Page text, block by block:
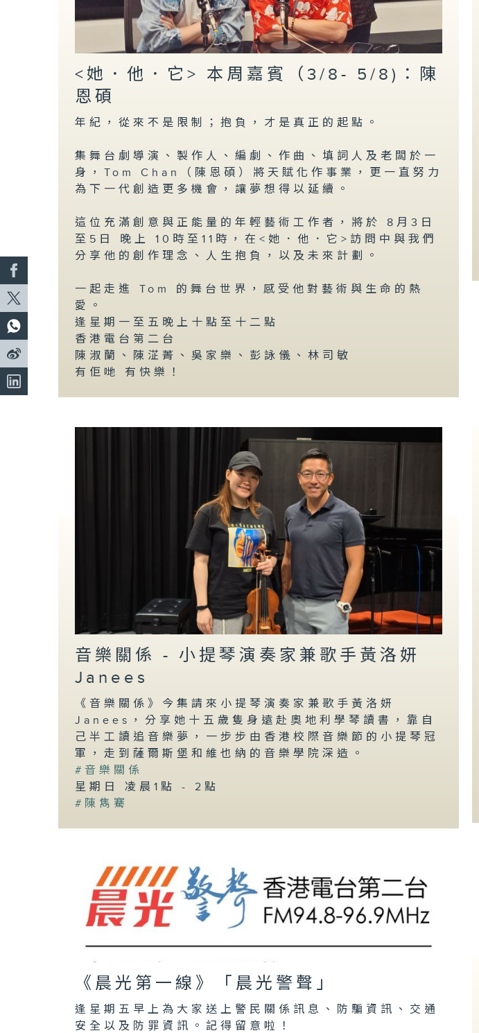
<她．他．它> 本周嘉賓（3/8- 5/8)：陳
恩碩
年紀，從來不是限制；抱負，才是真正的起點。
集舞台劇導演、製作人、編劇、作曲、填詞人及老闆於一
身，Tom Chan（陳恩碩）將天賦化作事業，更一直努力
為下一代創造更多機會，讓夢想得以延續。
這位充滿創意與正能量的年輕藝術工作者，將於 8月3日
至5日 晚上 10時至11時，在<她．他．它>訪問中與我們
分享他的創作理念、人生抱負，以及未來計劃。
一起走進 Tom 的舞台世界，感受他對藝術與生命的熱
愛。
逢星期一至五晚上十點至十二點
香港電台第二台
陳淑蘭、陳淽菁、吳家樂、彭詠儀、林司敏
有佢哋 有快樂！
音樂關係 - 小提琴演奏家兼歌手黃洛妍
Janees
《音樂關係》今集請來小提琴演奏家兼歌手黃洛妍
Janees，分享她十五歲隻身遠赴奧地利學琴讀書，靠自
己半工讀追音樂夢，一步步由香港校際音樂節的小提琴冠
軍，走到薩爾斯堡和維也納的音樂學院深造。
#音樂關係
星期日 凌晨1點 - 2點
#陳雋騫
《晨光第一線》「晨光警聲」
逢星期五早上為大家送上警民關係訊息、防騙資訊、交通
安全以及防罪資訊。記得留意啦！